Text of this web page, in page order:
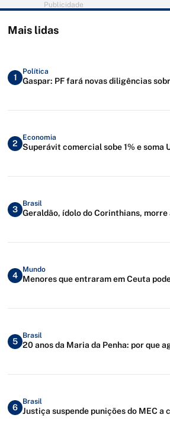
Publicidade
Mais lidas
1
Política
Gaspar: PF fará novas diligências
2
Economia
Superávit comercial sobe 1% e soma
3
Brasil
Geraldão, ídolo do Corinthians, morre
4
Mundo
Menores que entraram em Ceuta
5
Brasil
20 anos da Maria da Penha: por que
6
Brasil
Justiça suspende punições do MEC a